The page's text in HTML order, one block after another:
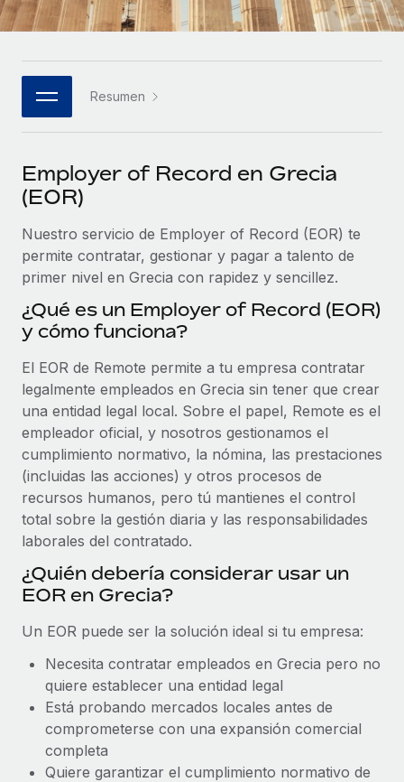
Funciones esenciales de RR. HH. integradas para tu
Conectar
Conecta cualquier herramienta de IA con Remote
Optimiza los procesos con herramientas empresariales
esenciales.
SERVICIOS
Pregunta a un experto
Obtén ayuda de gente experta en RR. HH. globales
y cumplimiento normativo.
Comprobaciones de antecedentes
Simplifica los procesos de cribado de candidatos.
Cumplimiento normativo
Adelántate a los riesgos de cumplimiento
normativo.
Gestión de dispositivos
Proporciona dispositivos tecnológicos y contrólalos
en todo el mundo.
Abre entidades conforme a la legalidad enseguida.
Movilidad y reubicación
Reubica a los empleados con facilidad.
Prestaciones
Gestiona las prestaciones de los empleados sin
complicaciones.
RR. HH. globales para grandes empresas.
ASOCIARSE
Socios tecnológicos estratégicos
Integra la gestión de los RR. HH. globales en tu
Asociarse
Descubre oportunidades de colaborar con nosotros.
Remote Build
Próximamente
Consultoría de integraciones y automatización con IA.
CASOS PRÁCTICOS
Biblioteca de descripciones de puestos
Webinarios
Información sobre salarios y talento
Obtén ayuda
Nómina global
EOR y PEO
Contractor Management
Impuestos
Explora el blog
BLOG
Novedades de producto de Remote:
Management Plus
La misión de Remote sigue siendo ayudar a empresas de
todos los tamaños a contratar, gestionar y...
Más información
日本語
한국어
中文（简体）Resumen
Employer of Record en Grecia
(EOR)
Nuestro servicio de Employer of Record (EOR) te
permite contratar, gestionar y pagar a talento de
primer nivel en Grecia con rapidez y sencillez.
¿Qué es un Employer of Record (EOR)
y cómo funciona?
El EOR de Remote permite a tu empresa contratar
legalmente empleados en Grecia sin tener que crear
una entidad legal local. Sobre el papel, Remote es el
empleador oficial, y nosotros gestionamos el
cumplimiento normativo, la nómina, las prestaciones
(incluidas las acciones) y otros procesos de
recursos humanos, pero tú mantienes el control
total sobre la gestión diaria y las responsabilidades
laborales del contratado.
¿Quién debería considerar usar un
EOR en Grecia?
Un EOR puede ser la solución ideal si tu empresa:
Necesita contratar empleados en Grecia pero no
quiere establecer una entidad legal
Está probando mercados locales antes de
comprometerse con una expansión comercial
completa
Quiere garantizar el cumplimiento normativo de